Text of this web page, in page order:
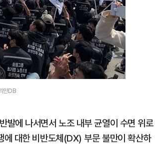
안DB
발에 나서면서 노조 내부 균열이 수면 위로
대한 비반도체(DX) 부문 불만이 확산하